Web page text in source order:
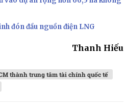
đón đầu nguồn điện LNG
Thanh Hiếu
thành trung tâm tài chính quốc tế